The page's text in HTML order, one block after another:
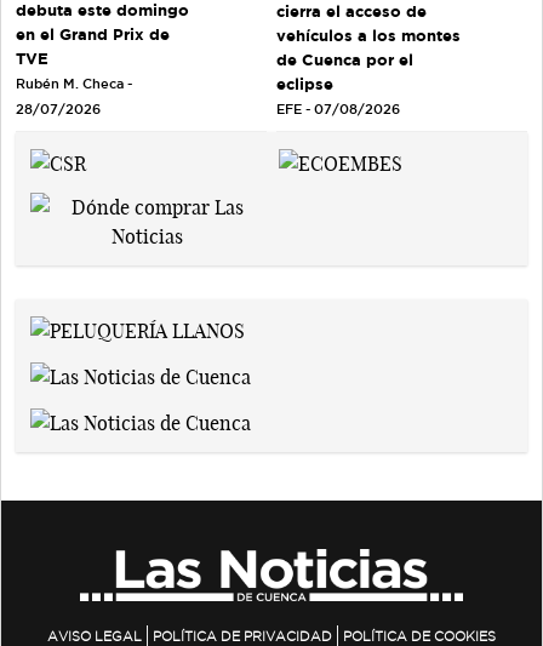
debuta este domingo
en el Grand Prix de
TVE
Rubén M. Checa -
28/07/2026
cierra el acceso de
vehículos a los montes
de Cuenca por el
eclipse
EFE - 07/08/2026
AVISO LEGAL POLÍTICA DE PRIVACIDAD POLÍTICA DE COOKIES